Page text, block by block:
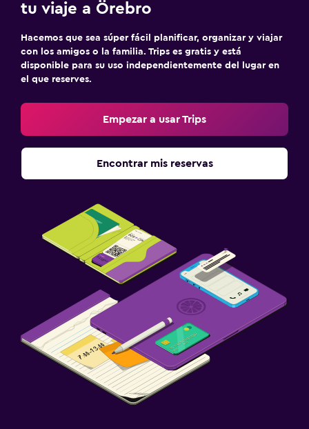
tu viaje a Örebro
Hacemos que sea súper fácil planificar, organizar y viajar
con los amigos o la familia. Trips es gratis y está
disponible para su uso independientemente del lugar en
el que reserves.
Empezar a usar Trips
Encontrar mis reservas